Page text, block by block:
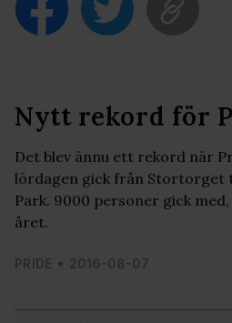
Nytt rekord för
Det blev ännu ett rekord när
lördagen gick från Stortorget
Park. 9000 personer gick
året.
PRIDE 2016-08-07